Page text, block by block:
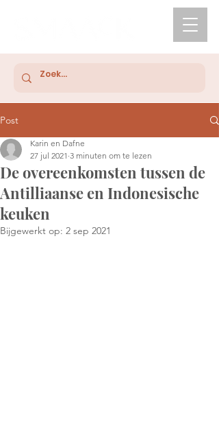
Post
De overeenkomsten tussen de
Antilliaanse en Indonesische
keuken
Karin en Dafne
27 jul 2021 3 minuten om te lezen
Bijgewerkt op: 2 sep 2021